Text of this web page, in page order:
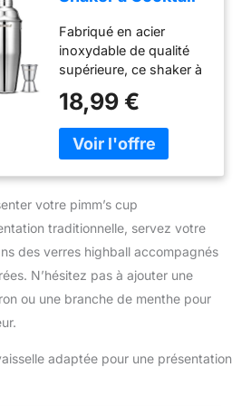
avec Filtre
Interne, Doseur à
Double Mesure
(1/2 et 1 oz)
Shaker à Cocktail
Professionnel Bar
et Maison, Anti-
Fabriqué en acier
inoxydable de qualité
supérieure, ce shaker à
la corrosion et aux
chocs. Son design
ergonomique avec
couvercle étanche
permet un mélange
rapide et sans
éclaboussures, idéal
pour les cocktails
maison ou
professionnels Le kit
inclut un doseur à deux
les ingrédients. Parfait
18,99 €
votre pimm’s cup
traditionnelle, servez votre
des verres highball accompagnés
N’hésitez pas à ajouter une
ou une branche de menthe pour
adaptée pour une présentation